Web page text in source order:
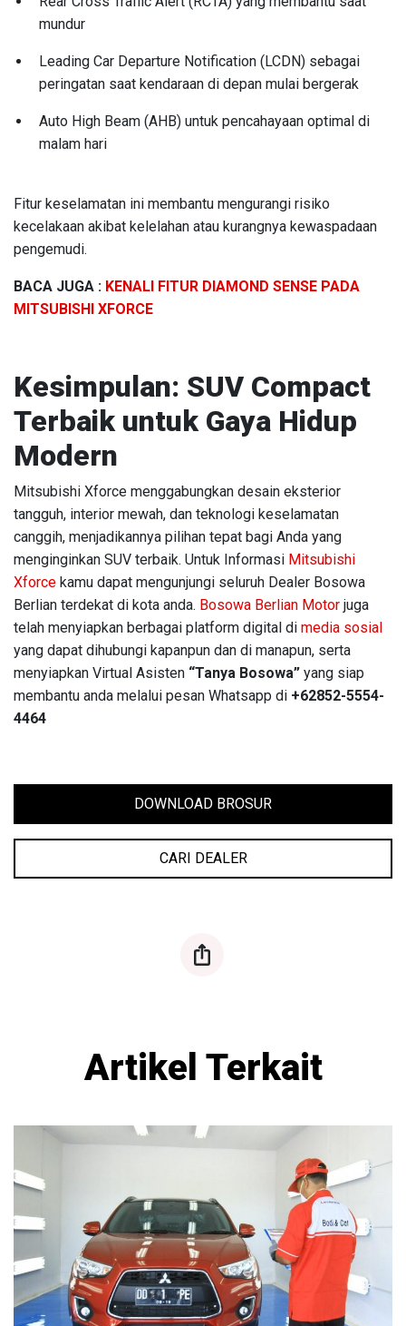
mundur
Leading Car Departure Notification (LCDN) sebagai
peringatan saat kendaraan di depan mulai bergerak
Auto High Beam (AHB) untuk pencahayaan optimal di
malam hari
Fitur keselamatan ini membantu mengurangi risiko
kecelakaan akibat kelelahan atau kurangnya kewaspadaan
pengemudi.
BACA JUGA : KENALI FITUR DIAMOND SENSE PADA
MITSUBISHI XFORCE
Kesimpulan: SUV Compact
Terbaik untuk Gaya Hidup
Modern
Mitsubishi Xforce menggabungkan desain eksterior
tangguh, interior mewah, dan teknologi keselamatan
canggih, menjadikannya pilihan tepat bagi Anda yang
menginginkan SUV terbaik. Untuk Informasi Mitsubishi
Xforce kamu dapat mengunjungi seluruh Dealer Bosowa
Berlian terdekat di kota anda. Bosowa Berlian Motor juga
telah menyiapkan berbagai platform digital di media sosial
yang dapat dihubungi kapanpun dan di manapun, serta
menyiapkan Virtual Asisten “Tanya Bosowa” yang siap
membantu anda melalui pesan Whatsapp di +62852-5554-
4464
DOWNLOAD BROSUR
CARI DEALER
Artikel Terkait